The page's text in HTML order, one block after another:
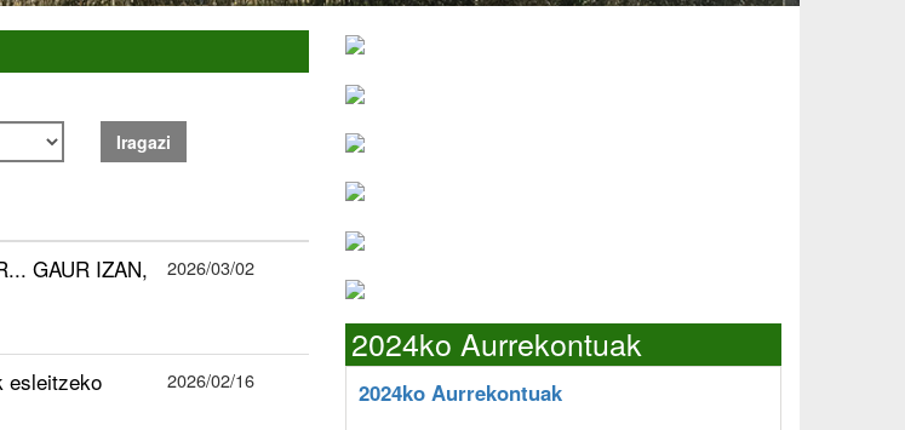
Iragazi
GAUR IZAN,
2026/03/02
esleitzeko
2026/02/16
2024ko Aurrekontuak
2024ko Aurrekontuak